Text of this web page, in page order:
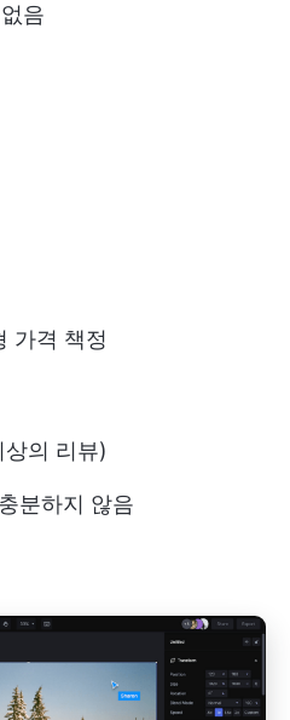
음
가격 책정
의 리뷰)
분하지 않음